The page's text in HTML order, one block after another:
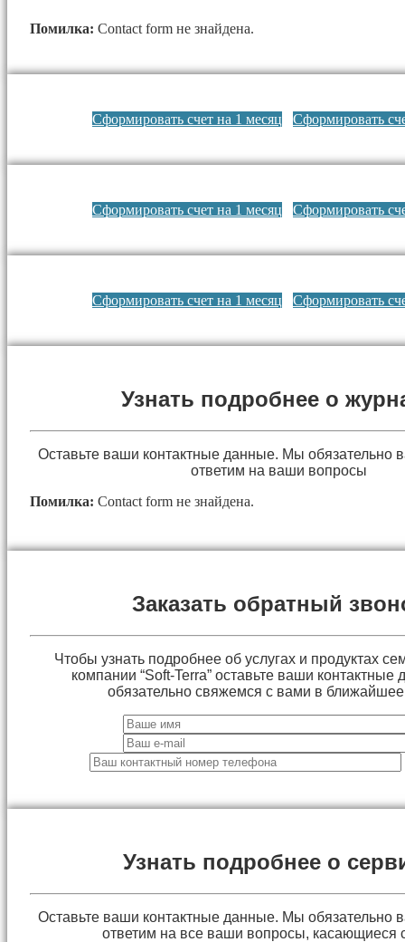
Помилка: Contact form не знайдена.
Сформировать счет на 1 месяц Сформировать
Сформировать счет на 1 месяц Сформировать
Сформировать счет на 1 месяц Сформировать
Узнать подробнее о
Оставьте ваши контактные данные. Мы обязательно
ответим на ваши вопросы
Помилка: Contact form не знайдена.
Заказать обратный
Чтобы узнать подробнее об услугах и продуктах
компании “Soft-Terra” оставьте ваши
обязательно свяжемся с вами в
Узнать подробнее о
Оставьте ваши контактные данные. Мы обязательно
ответим на все ваши вопросы, касающиеся